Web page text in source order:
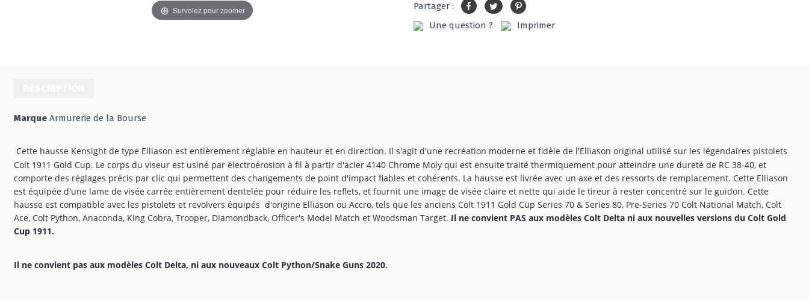
Survolez pour zoomer
Partager :
Une question ?
Imprimer
Marque Armurerie de la Bourse
Cette hausse Kensight de type Elliason est entièrement réglable en hauteur et en direction. Il s'agit d'une recréation moderne et fidèle de l'Elliason original utilisé sur les légendaires pistolets
Colt 1911 Gold Cup. Le corps du viseur est usiné par électroérosion à fil à partir d'acier 4140 Chrome Moly qui est ensuite traité thermiquement pour atteindre une dureté de RC 38-40, et
comporte des réglages précis par clic qui permettent des changements de point d'impact fiables et cohérents. La hausse est livrée avec un axe et des ressorts de remplacement. Cette Elliason
est équipée d'une lame de visée carrée entièrement dentelée pour réduire les reflets, et fournit une image de visée claire et nette qui aide le tireur à rester concentré sur le guidon. Cette
hausse est compatible avec les pistolets et revolvers équipés d'origine Elliason ou Accro, tels que les anciens Colt 1911 Gold Cup Series 70 & Series 80, Pre-Series 70 Colt National Match, Colt
Ace, Colt Python, Anaconda, King Cobra, Trooper, Diamondback, Officer's Model Match et Woodsman Target. Il ne convient PAS aux modèles Colt Delta ni aux nouvelles versions du Colt Gold
Cup 1911.
Il ne convient pas aux modèles Colt Delta, ni aux nouveaux Colt Python/Snake Guns 2020.